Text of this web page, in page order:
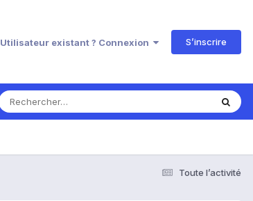
Utilisateur existant ? Connexion S’inscrire
Toute l’activité